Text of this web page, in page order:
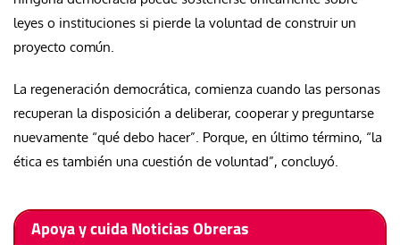
leyes o instituciones si pierde la voluntad de construir un
proyecto común.
La regeneración democrática, comienza cuando las personas
recuperan la disposición a deliberar, cooperar y preguntarse
nuevamente “qué debo hacer”. Porque, en último término, “la
ética es también una cuestión de voluntad”, concluyó.
Apoya y cuida Noticias Obreras